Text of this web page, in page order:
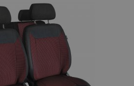
de
Deseos